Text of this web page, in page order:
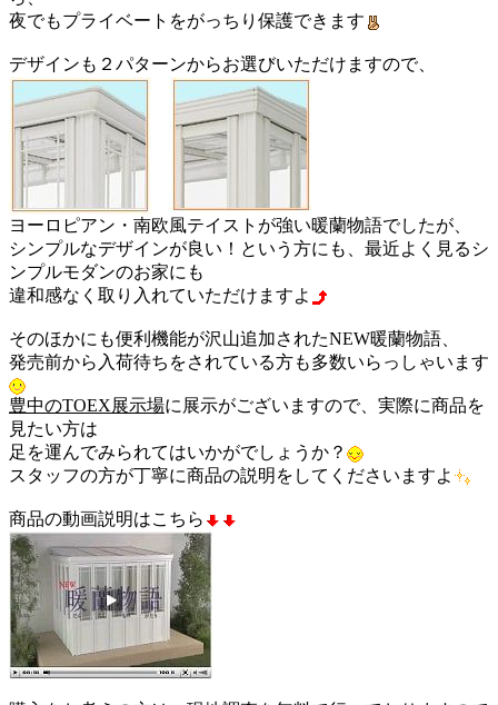
夜でもプライベートをがっちり保護できます
デザインも２パターンからお選びいただけますので、
ヨーロピアン・南欧風テイストが強い暖蘭物語でしたが、
シンプルなデザインが良い！という方にも、最近よく見るシ
ンプルモダンのお家にも
違和感なく取り入れていただけますよ
そのほかにも便利機能が沢山追加されたNEW暖蘭物語、
発売前から入荷待ちをされている方も多数いらっしゃいます
豊中のTOEX展示場に展示がございますので、実際に商品を
見たい方は
足を運んでみられてはいかがでしょうか？
スタッフの方が丁寧に商品の説明をしてくださいますよ
商品の動画説明はこちら